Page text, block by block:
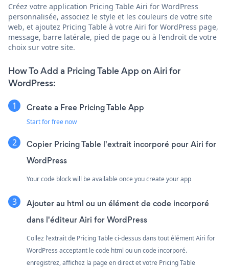
Créez votre application Pricing Table Airi for WordPress
personnalisée, associez le style et les couleurs de votre site
web, et ajoutez Pricing Table à votre Airi for WordPress page,
message, barre latérale, pied de page ou à l'endroit de votre
choix sur votre site.
How To Add a Pricing Table App on Airi for
WordPress:
Create a Free Pricing Table App
Start for free now
Copier Pricing Table l'extrait incorporé pour Airi for
WordPress
Your code block will be available once you create your app
Ajouter au html ou un élément de code incorporé
dans l'éditeur Airi for WordPress
Collez l'extrait de Pricing Table ci-dessus dans tout élément Airi for
WordPress acceptant le code html ou un code incorporé.
enregistrez, affichez la page en direct et votre Pricing Table